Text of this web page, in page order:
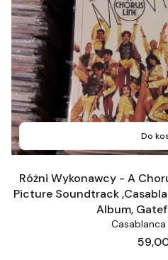
Do
Różni Wykonawcy - A
Picture Soundtrack
Album,
Cena